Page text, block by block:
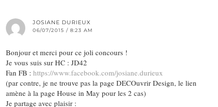
JOSIANE DURIEUX
06/07/2015 / 8:23 AM
Bonjour et merci pour ce joli concours !
Je vous suis sur HC : JD42
Fan FB : https://www.facebook.com/josiane.durieux
(par contre, je ne trouve pas la page DECOuvrir Design, le lien
amène à la page House in May pour les 2 cas)
Je partage avec plaisir :